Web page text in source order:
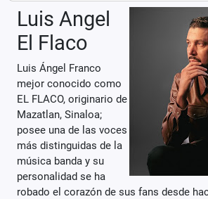
Luis Angel
El Flaco
Luis Ángel Franco
mejor conocido como
EL FLACO, originario de
Mazatlan, Sinaloa;
posee una de las voces
más distinguidas de la
música banda y su
personalidad se ha
robado el corazón de sus fans desde